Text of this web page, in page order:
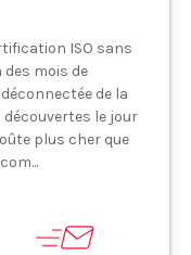
ISO sans
mois de
de la
le jour
plus cher que